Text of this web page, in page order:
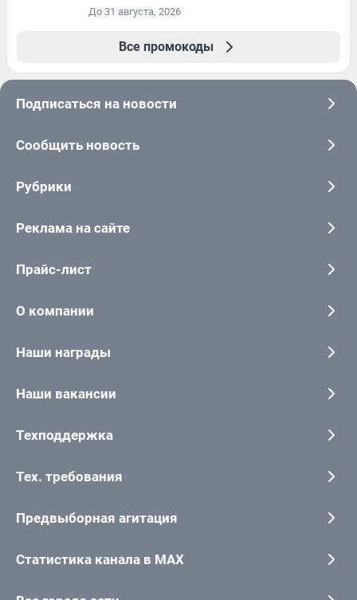
До 31 августа, 2026
Все промокоды
Подписаться на новости
Сообщить новость
Рубрики
Реклама на сайте
Прайс-лист
О компании
Наши награды
Наши вакансии
Техподдержка
Тех. требования
Предвыборная агитация
Статистика канала в MAX